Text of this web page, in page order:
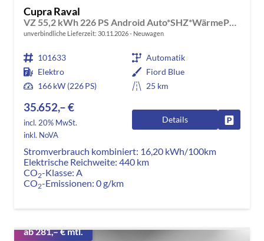
Cupra Raval
VZ 55,2 kWh 226 PS Android Auto*SHZ*WärmePumpe*ACC*Kamera*Keyless*2Z Klimaauto*
unverbindliche Lieferzeit: 30.11.2026 Neuwagen
101633
Automatik
Elektro
Fiord Blue
166 kW (226 PS)
25 km
35.652,– €
incl. 20% MwSt.
inkl. NoVA
Details
Stromverbrauch kombiniert: 16,20 kWh/100km
Elektrische Reichweite: 440 km
CO2-Klasse: A
CO2-Emissionen: 0 g/km
ab 281,– € mtl.